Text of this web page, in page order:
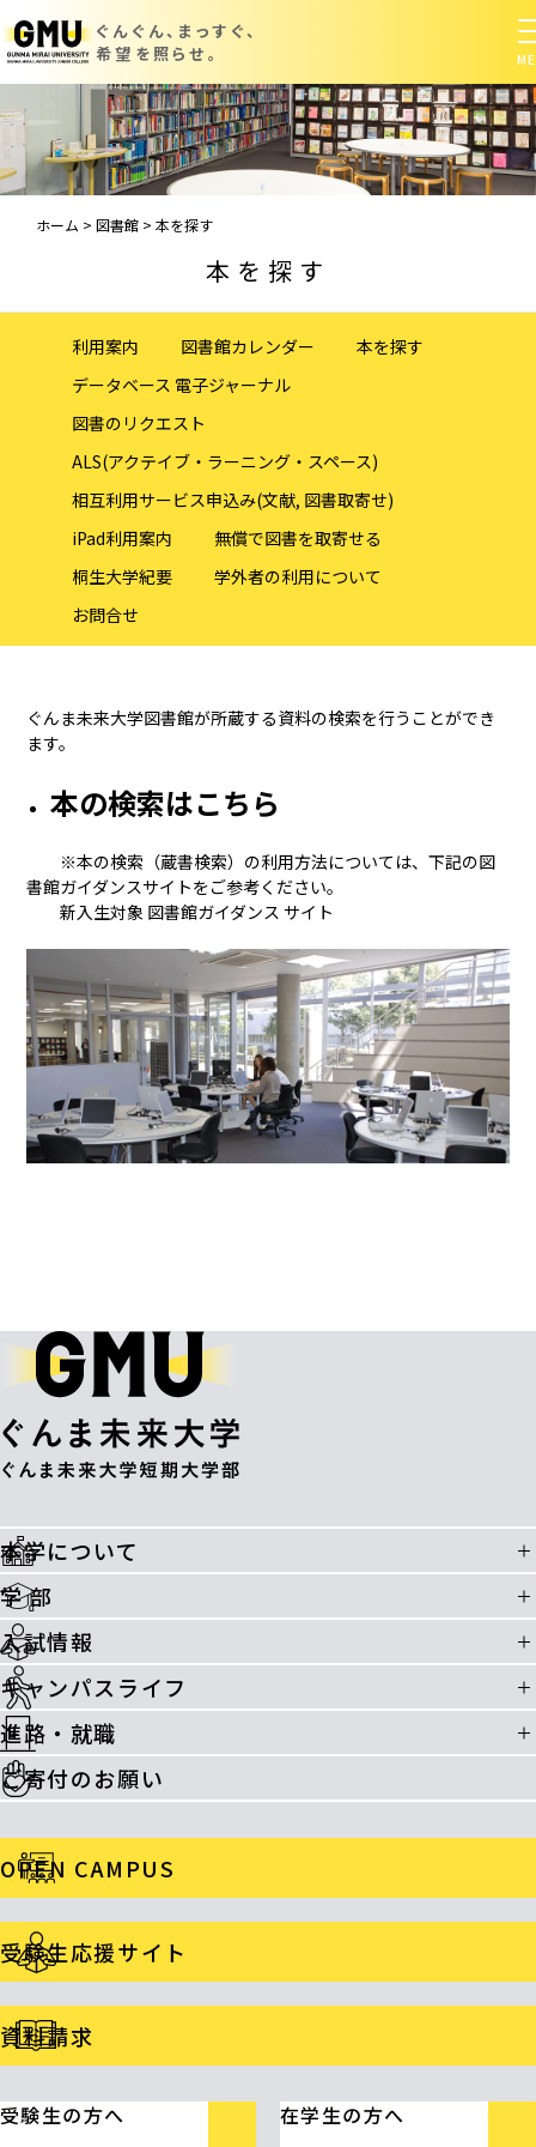
ぐんぐん、まっすぐ、
希望を照らせ。
ホーム > 図書館 > 本を探す
本を探す
利用案内 図書館カレンダー
本を探す
データベース 電子ジャーナル
図書のリクエスト
ALS(アクテイブ・ラーニング・スペース)
相互利用サービス申込み(文献, 図書取寄せ)
iPad利用案内
無償で図書を取寄せる
桐生大学紀要
学外者の利用について
お問合せ
ぐんま未来大学図書館が所蔵する資料の検索を行うことができ
ます。
本の検索はこちら
※本の検索（蔵書検索）の利用方法については、下記の図
書館ガイダンスサイトをご参考ください。
新入生対象 図書館ガイダンス サイト
本学について
学 部
入試情報
キャンパスライフ
進路・就職
ご寄付のお願い
OPEN CAMPUS
受験生応援サイト
資料請求
受験生の方へ 在学生の方へ